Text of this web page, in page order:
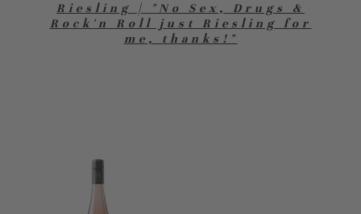
Riesling | "No Sex, Drugs &
Rock'n Roll just Riesling for
me, thanks!"